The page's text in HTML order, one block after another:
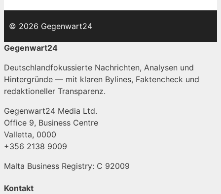
© 2026 Gegenwart24
Gegenwart24
Deutschlandfokussierte Nachrichten, Analysen und
Hintergründe — mit klaren Bylines, Faktencheck und
redaktioneller Transparenz.
Gegenwart24 Media Ltd.
Office 9, Business Centre
Valletta, 0000
+356 2138 9009
Malta Business Registry: C 92009
Kontakt